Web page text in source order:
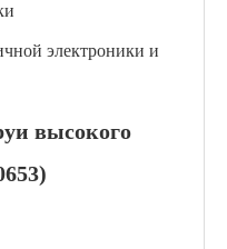
электроники и
высокого